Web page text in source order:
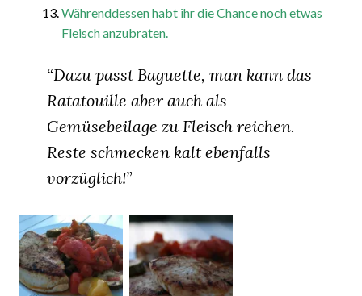
Währenddessen habt ihr die Chance noch etwas
Fleisch anzubraten.
“Dazu passt Baguette, man kann das
Ratatouille aber auch als
Gemüsebeilage zu Fleisch reichen.
Reste schmecken kalt ebenfalls
vorzüglich!”